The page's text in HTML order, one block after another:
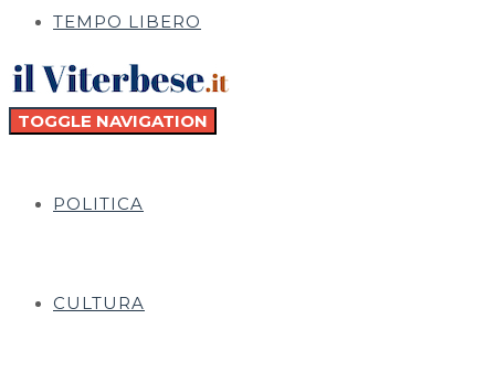
TEMPO LIBERO
TOGGLE NAVIGATION
POLITICA
CULTURA